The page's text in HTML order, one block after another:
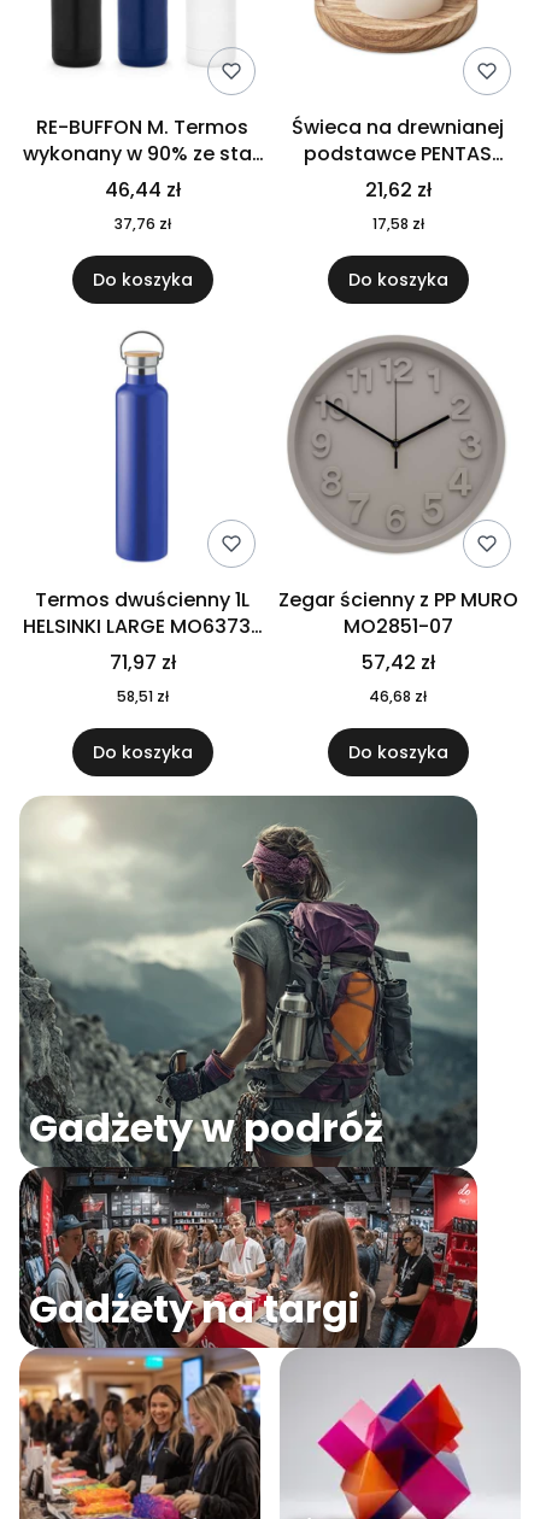
RE-BUFFON M. Termos
wykonany w 90% ze stali
nierdzewnej
pochodzącej z
recyklingu 520 ml 94294
46,44 zł
37,76 zł
Do koszyka
Świeca na drewnianej
podstawce PENTAS
MO6282-40
21,62 zł
17,58 zł
Do koszyka
Termos dwuścienny 1L
HELSINKI LARGE MO6373-
04
71,97 zł
58,51 zł
Do koszyka
Zegar ścienny z PP MURO
MO2851-07
57,42 zł
46,68 zł
Do koszyka
Gadżety w podróż
Gadżety na targi